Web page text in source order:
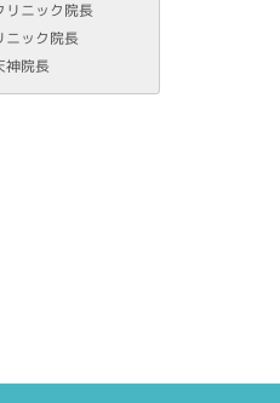
リニック院長
ニック院長
神院長